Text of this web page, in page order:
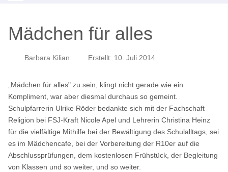
Mädchen für alles
Barbara Kilian Erstellt: 10. Juli 2014
„Mädchen für alles" zu sein, klingt nicht gerade wie ein
Kompliment, war aber diesmal durchaus so gemeint.
Schulpfarrerin Ulrike Röder bedankte sich mit der Fachschaft
Religion bei FSJ-Kraft Nicole Apel und Lehrerin Christina Heinz
für die vielfältige Mithilfe bei der Bewältigung des Schulalltags, sei
es im Mädchencafe, bei der Vorbereitung der R10er auf die
Abschlussprüfungen, dem kostenlosen Frühstück, der Begleitung
von Klassen und so weiter, und so weiter.